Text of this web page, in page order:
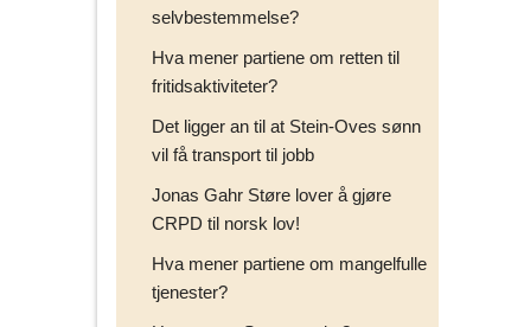
selvbestemmelse?
Hva mener partiene om retten til
fritidsaktiviteter?
Det ligger an til at Stein-Oves sønn
vil få transport til jobb
Jonas Gahr Støre lover å gjøre
CRPD til norsk lov!
Hva mener partiene om mangelfulle
tjenester?